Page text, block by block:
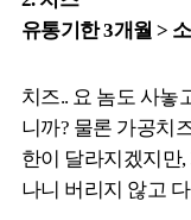
유통기한 3개월 >
치즈.. 요 놈도 사놓
니까? 물론 가공치
한이 달라지겠지만
나니 버리지 않고